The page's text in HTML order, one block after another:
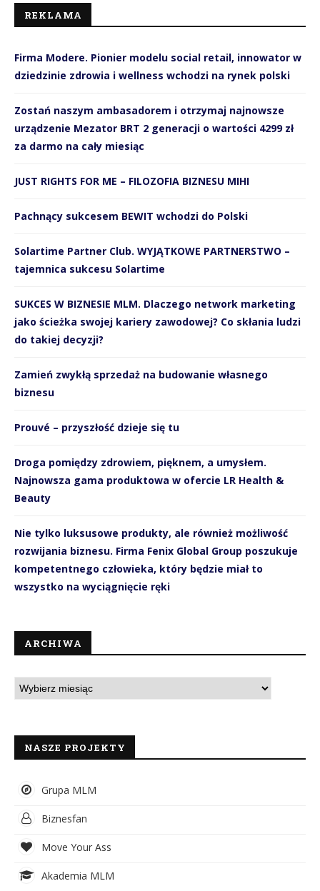
REKLAMA
Firma Modere. Pionier modelu social retail, innowator w
dziedzinie zdrowia i wellness wchodzi na rynek polski
Zostań naszym ambasadorem i otrzymaj najnowsze
urządzenie Mezator BRT 2 generacji o wartości 4299 zł
za darmo na cały miesiąc
JUST RIGHTS FOR ME – FILOZOFIA BIZNESU MIHI
Pachnący sukcesem BEWIT wchodzi do Polski
Solartime Partner Club. WYJĄTKOWE PARTNERSTWO –
tajemnica sukcesu Solartime
SUKCES W BIZNESIE MLM. Dlaczego network marketing
jako ścieżka swojej kariery zawodowej? Co skłania ludzi
do takiej decyzji?
Zamień zwykłą sprzedaż na budowanie własnego
biznesu
Prouvé – przyszłość dzieje się tu
Droga pomiędzy zdrowiem, pięknem, a umysłem.
Najnowsza gama produktowa w ofercie LR Health &
Beauty
Nie tylko luksusowe produkty, ale również możliwość
rozwijania biznesu. Firma Fenix Global Group poszukuje
kompetentnego człowieka, który będzie miał to
wszystko na wyciągnięcie ręki
ARCHIWA
NASZE PROJEKTY
Grupa MLM
Biznesfan
Move Your Ass
Akademia MLM